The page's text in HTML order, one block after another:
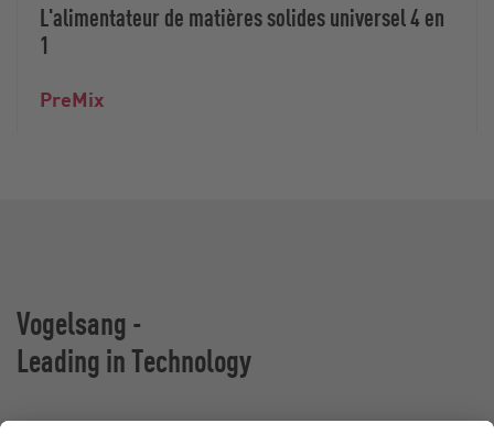
L'alimentateur de matières solides universel 4 en
1
PreMix
Vogelsang -
Leading in Technology